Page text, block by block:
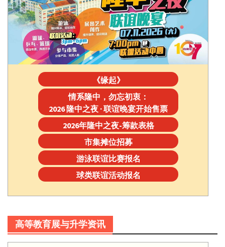
《缘起》
情系隆中，勿忘初衷：
2026 隆中之夜 · 联谊晚宴开始售票
2026年隆中之夜-筹款表格
市集摊位招募
游泳联谊比赛报名
球类联谊活动报名
高等教育展与升学资讯